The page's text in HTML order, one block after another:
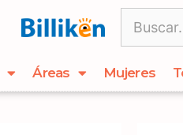
Áreas Mujeres